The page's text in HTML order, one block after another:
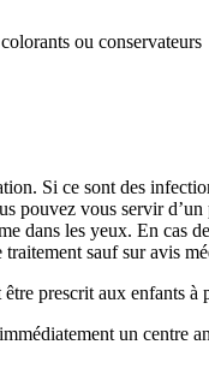
ou conservateurs
Si ce sont des
vous servir
dans les yeux. En
sauf sur avis
prescrit aux enfants
un centre